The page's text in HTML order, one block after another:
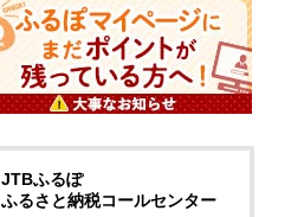
JTBふるぽ
ふるさと納税コールセンター